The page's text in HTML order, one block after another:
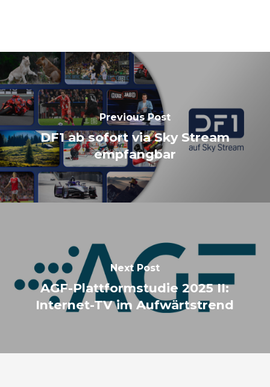
Previous Post
DF1 ab sofort via Sky Stream
empfangbar
Next Post
AGF-Plattformstudie 2025 II:
Internet-TV im Aufwärtstrend